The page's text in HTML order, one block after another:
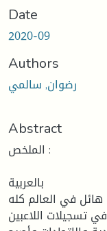
Date
2020-09
Authors
رضوان, سالمي
Abstract
الملخص :
بالعربية
في العالم كله
تسجيلات اللاعبين